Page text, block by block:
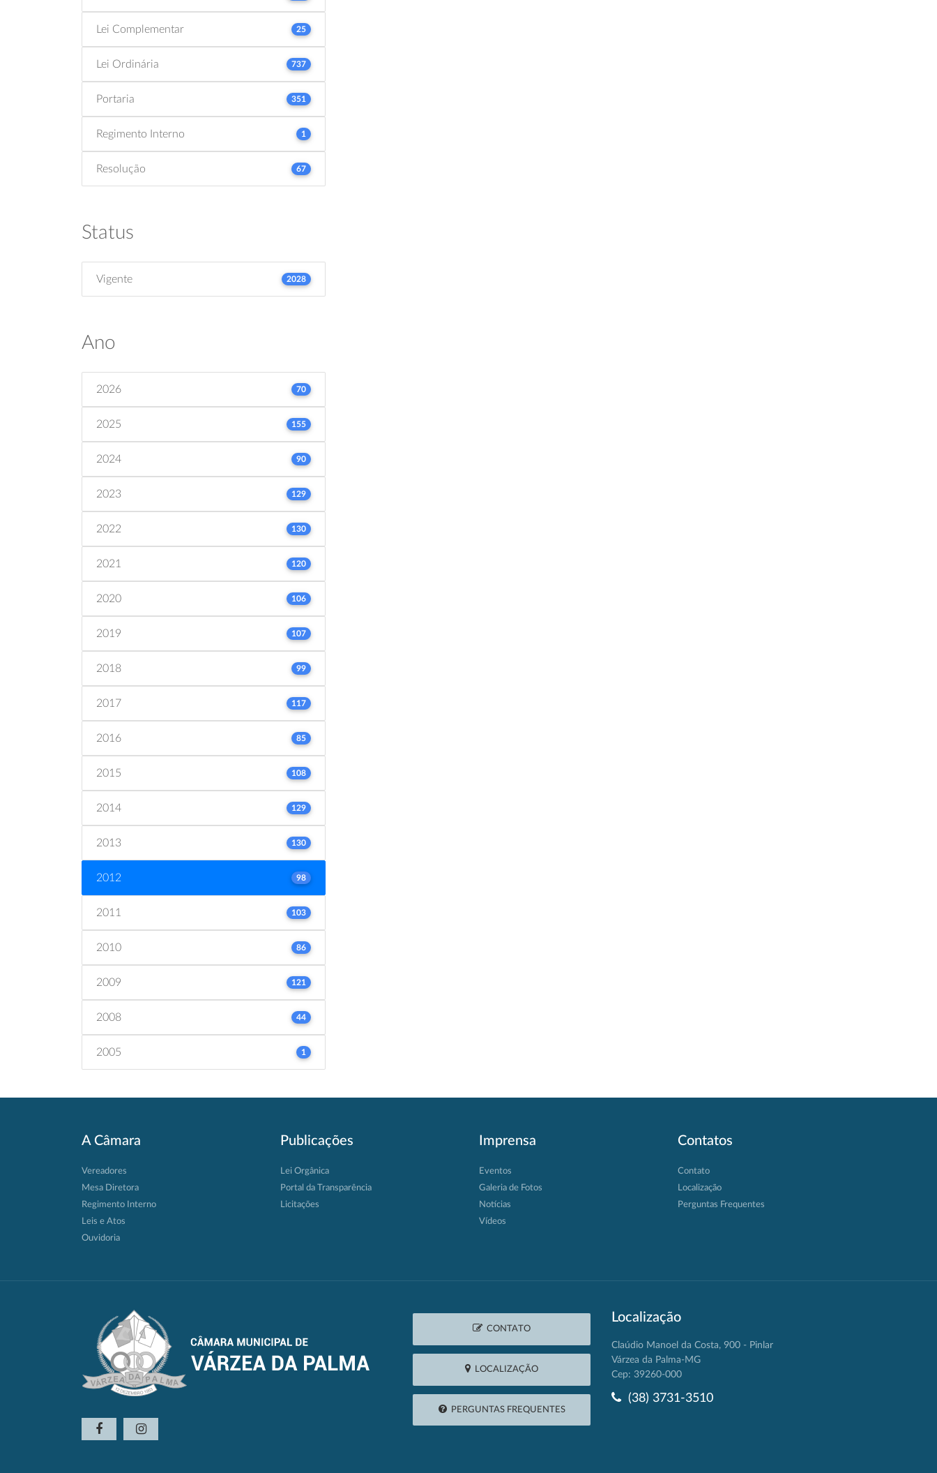
Lei Complementar 25
Lei Ordinária 737
Portaria 351
Regimento Interno 1
Resolução 67
Status
Vigente 2028
Ano
2026 70
2025 155
2024 90
2023 129
2022 130
2021 120
2020 106
2019 107
2018 99
2017 117
2016 85
2015 108
2014 129
2013 130
2012 98
2011 103
2010 86
2009 121
2008 44
2005 1
A Câmara
Vereadores
Mesa Diretora
Regimento Interno
Leis e Atos
Ouvidoria
Publicações
Lei Orgânica
Portal da Transparência
Licitações
Imprensa
Eventos
Galeria de Fotos
Notícias
Vídeos
Contatos
Contato
Localização
Perguntas Frequentes
CONTATO
LOCALIZAÇÃO
PERGUNTAS FREQUENTES
Localização
Claúdio Manoel da Costa, 900 - Pinlar
Várzea da Palma-MG
Cep: 39260-000
(38) 3731-3510